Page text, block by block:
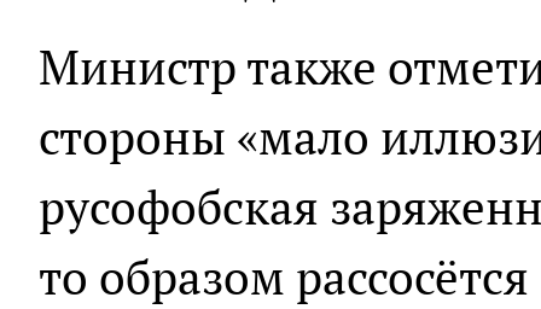
Министр также
стороны «мало
русофобская
то образом